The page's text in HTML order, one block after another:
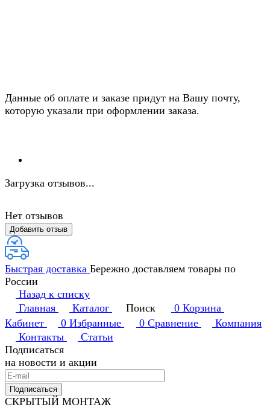
Данные об оплате и заказе придут на Вашу почту,
которую указали при оформлении заказа.
Загрузка отзывов...
Нет отзывов
Добавить отзыв
Быстрая доставка Бережно доставляем товары по
России
Назад к списку
Главная
Каталог Поиск 0 Корзина
Кабинет
0 Избранные 0 Сравнение
Компания
Контакты
Статьи
Подписаться
на новости и акции
Подписаться
СКРЫТЫЙ МОНТАЖ